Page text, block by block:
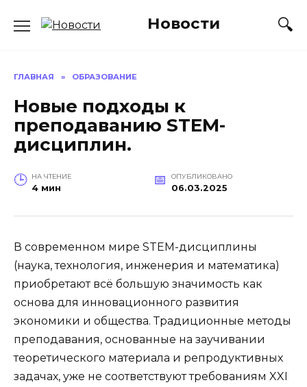
Новости
ГЛАВНАЯ » ОБРАЗОВАНИЕ
Новые подходы к
преподаванию STEM-
дисциплин.
НА ЧТЕНИЕ
4 мин
ОПУБЛИКОВАНО
06.03.2025
В современном мире STEM-дисциплины
(наука, технология, инженерия и математика)
приобретают всё большую значимость как
основа для инновационного развития
экономики и общества. Традиционные методы
преподавания, основанные на заучивании
теоретического материала и репродуктивных
задачах, уже не соответствуют требованиям XXI